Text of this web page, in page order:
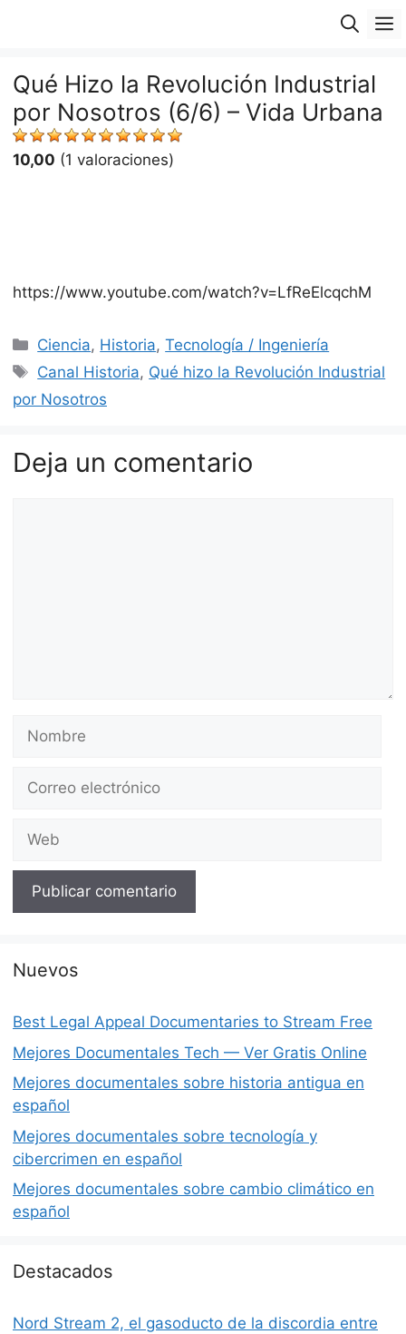
Qué Hizo la Revolución Industrial
por Nosotros (6/6) – Vida Urbana
10,00 (1 valoraciones)
https://www.youtube.com/watch?v=LfReElcqchM
Categorías
Ciencia, Historia,Tecnología / Ingeniería
Etiquetas
Canal Historia, Qué hizo la Revolución Industrial
por Nosotros
Deja un comentario
Nombre
Correo
Web
Nuevos
Best Legal Appeal Documentaries to Stream Free
Mejores Documentales Tech — Ver Gratis Online
Mejores documentales sobre historia antigua en
español
Mejores documentales sobre tecnología y
cibercrimen en español
Mejores documentales sobre cambio climático en
español
Destacados
Nord Stream 2, el gasoducto de la discordia entre